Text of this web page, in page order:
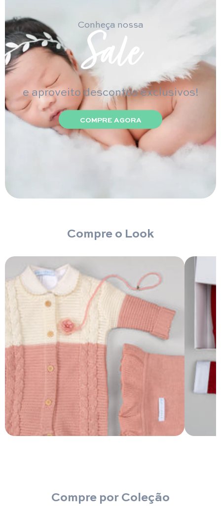
Conheça nossa
Sale
e aproveito descontosexclusivos!
COMPRE AGORA
Compre o Look
Macacão - Aspen - Natural e
Rosê
R$ 249,90
Manta Babados - Rosê
R$ 209,90
Body com Gola - Bege -
Picueta
R$ 98,90
Compre por Coleção